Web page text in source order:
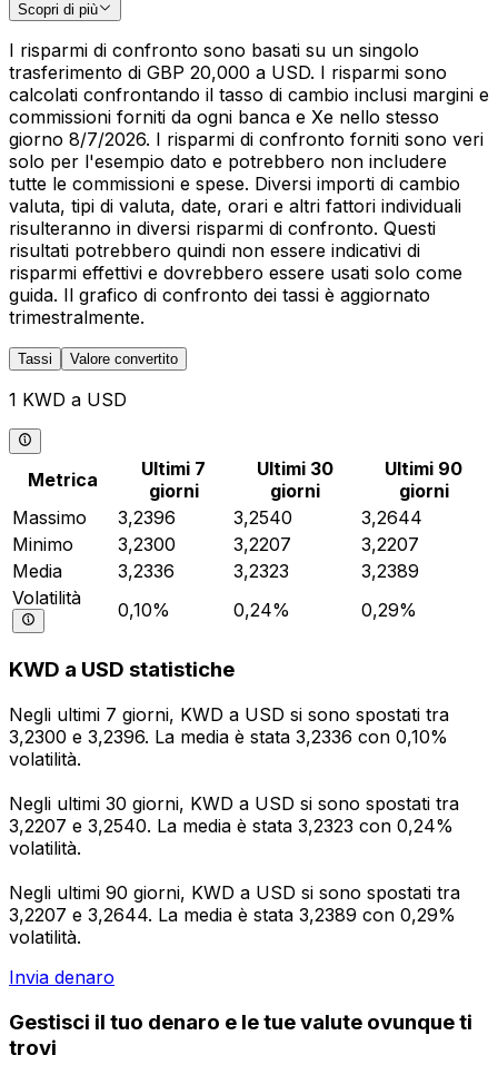
Scopri di più
I risparmi di confronto sono basati su un singolo
trasferimento di GBP 20,000 a USD. I risparmi sono
calcolati confrontando il tasso di cambio inclusi margini e
commissioni forniti da ogni banca e Xe nello stesso
giorno 8/7/2026. I risparmi di confronto forniti sono veri
solo per l'esempio dato e potrebbero non includere
tutte le commissioni e spese. Diversi importi di cambio
valuta, tipi di valuta, date, orari e altri fattori individuali
risulteranno in diversi risparmi di confronto. Questi
risultati potrebbero quindi non essere indicativi di
risparmi effettivi e dovrebbero essere usati solo come
guida. Il grafico di confronto dei tassi è aggiornato
trimestralmente.
Tassi Valore convertito
1 KWD a USD
Metrica
Ultimi 7
giorni
Ultimi 30
giorni
Ultimi 90
giorni
Massimo
3,2396 3,2540
3,2644
Minimo
3,2300 3,2207
3,2207
Media
3,2336 3,2323
3,2389
Volatilità
0,10% 0,24% 0,29%
KWD a USD statistiche
Negli ultimi 7 giorni, KWD a USD si sono spostati tra
3,2300 e 3,2396. La media è stata 3,2336 con 0,10%
volatilità.
Negli ultimi 30 giorni, KWD a USD si sono spostati tra
3,2207 e 3,2540. La media è stata 3,2323 con 0,24%
volatilità.
Negli ultimi 90 giorni, KWD a USD si sono spostati tra
3,2207 e 3,2644. La media è stata 3,2389 con 0,29%
volatilità.
Invia denaro
Gestisci il tuo denaro e le tue valute ovunque ti
trovi